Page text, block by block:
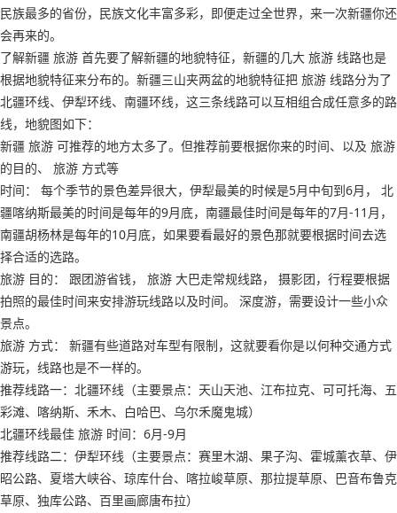
民族最多的省份，民族文化丰富多彩，即便走过全世界，来一次新疆你还
会再来的。
了解新疆 旅游 首先要了解新疆的地貌特征，新疆的几大 旅游 线路也是
根据地貌特征来分布的。新疆三山夹两盆的地貌特征把 旅游 线路分为了
北疆环线、伊犁环线、南疆环线，这三条线路可以互相组合成任意多的路
线，地貌图如下：
新疆 旅游 可推荐的地方太多了。但推荐前要根据你来的时间、以及 旅游
的目的、 旅游 方式等
时间： 每个季节的景色差异很大，伊犁最美的时候是5月中旬到6月， 北
疆喀纳斯最美的时间是每年的9月底，南疆最佳时间是每年的7月-11月，
南疆胡杨林是每年的10月底，如果要看最好的景色那就要根据时间去选
择合适的选路。
旅游 目的： 跟团游省钱， 旅游 大巴走常规线路， 摄影团，行程要根据
拍照的最佳时间来安排游玩线路以及时间。 深度游，需要设计一些小众
景点。
旅游 方式： 新疆有些道路对车型有限制，这就要看你是以何种交通方式
游玩，线路也是不一样的。
推荐线路一：北疆环线（主要景点：天山天池、江布拉克、可可托海、五
彩滩、喀纳斯、禾木、白哈巴、乌尔禾魔鬼城）
北疆环线最佳 旅游 时间：6月-9月
推荐线路二：伊犁环线（主要景点：赛里木湖、果子沟、霍城薰衣草、伊
昭公路、夏塔大峡谷、琼库什台、喀拉峻草原、那拉提草原、巴音布鲁克
草原、独库公路、百里画廊唐布拉）